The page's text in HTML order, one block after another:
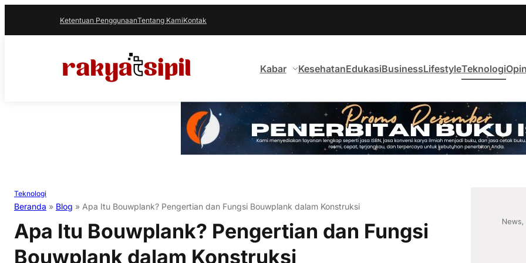
Ketentuan PenggunaanTentang KamiKontak
Kabar KesehatanEdukasiBusinessLifestyleTeknologi
Teknologi
Beranda » Blog » Apa Itu Bouwplank? Pengertian dan Fungsi Bouwplank dalam Konstruksi
Apa Itu Bouwplank? Pengertian dan Fungsi
Bouwplank dalam Konstruksi